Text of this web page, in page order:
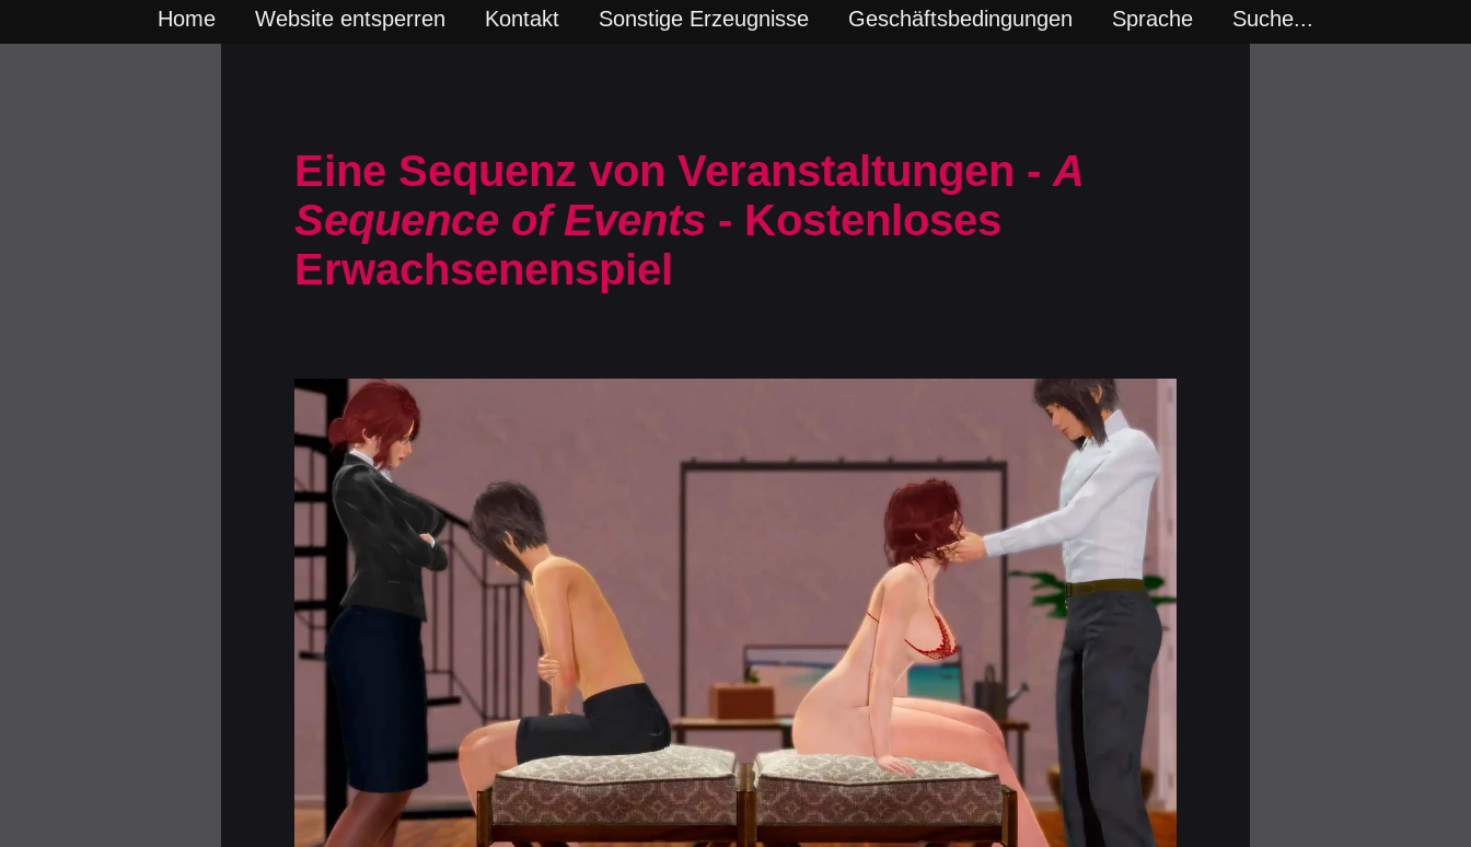
Home Website entsperren Kontakt Sonstige Erzeugnisse Geschäftsbedingungen Sprache Suche...
Eine Sequenz von Veranstaltungen - A
Sequence of Events - Kostenloses
Erwachsenenspiel